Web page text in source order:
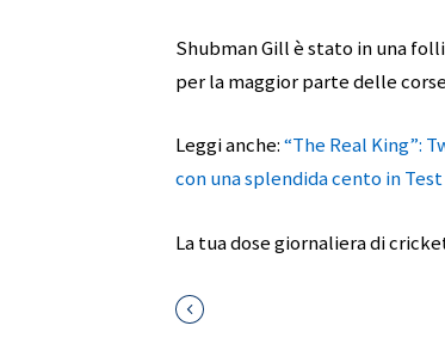
Shubman Gill è stato in una
per la maggior parte delle
Leggi anche:“The Real King”:
con una splendida cento in
La tua dose giornaliera di